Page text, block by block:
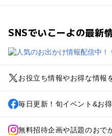
SNSでいこーよの最新
お役立ち情報やお得な情報
毎日更新！旬イベント&お
無料招待企画や話題のおで